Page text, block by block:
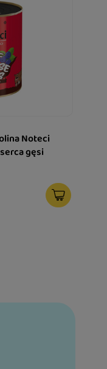
Noteci
gęsi